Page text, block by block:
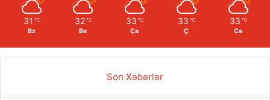
31 ℃
Bz
32 ℃
Be
33 ℃
Ça
33 ℃
Ç
33 ℃
Ca
Son Xəbərlər